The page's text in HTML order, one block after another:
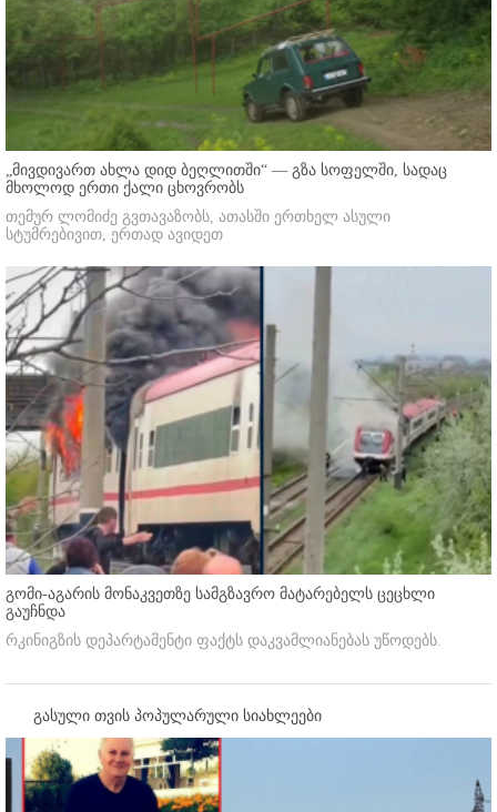
„მივდივართ ახლა დიდ ბეღლითში“ — გზა სოფელში, სადაც
მხოლოდ ერთი ქალი ცხოვრობს
თემურ ლომიძე გვთავაზობს, ათასში ერთხელ ასული
სტუმრებივით, ერთად ავიდეთ
გომი-აგარის მონაკვეთზე სამგზავრო მატარებელს ცეცხლი
გაუჩნდა
რკინიგზის დეპარტამენტი ფაქტს დაკვამლიანებას უწოდებს.
გასული თვის პოპულარული სიახლეები